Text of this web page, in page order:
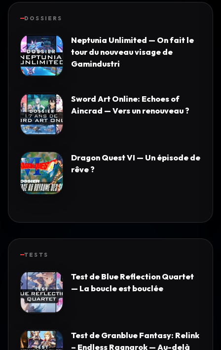
DOSSIERS
Neptunia Unlimited — On fait le
tour du nouveau visage de
Gamindustri
Sword Art Online: Echoes of
Aincrad — Vers un renouveau ?
Dragon Quest VI — Un épisode de
rêve ?
TESTS
Test de Blue Reflection Quartet
— La boucle est bouclée
Test de Granblue Fantasy: Relink
– Endless Ragnarok — Au-delà